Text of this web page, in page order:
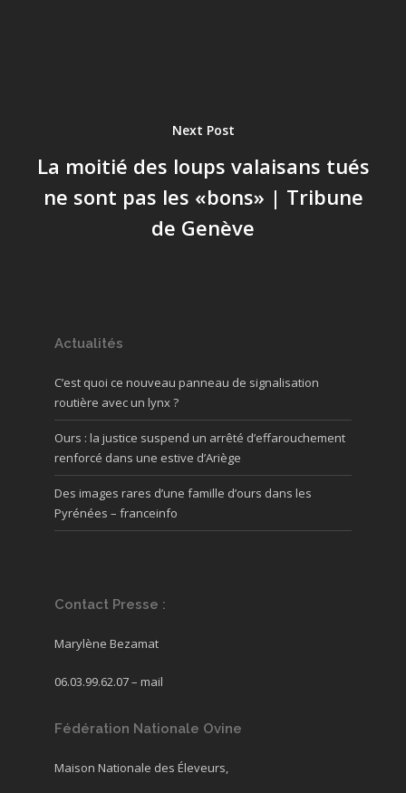
Next Post
La moitié des loups valaisans tués
ne sont pas les «bons» | Tribune
de Genève
Actualités
C’est quoi ce nouveau panneau de signalisation
routière avec un lynx ?
Ours : la justice suspend un arrêté d’effarouchement
renforcé dans une estive d’Ariège
Des images rares d’une famille d’ours dans les
Pyrénées – franceinfo
Contact Presse :
Marylène Bezamat
06.03.99.62.07 – mail
Fédération Nationale Ovine
Maison Nationale des Éleveurs,